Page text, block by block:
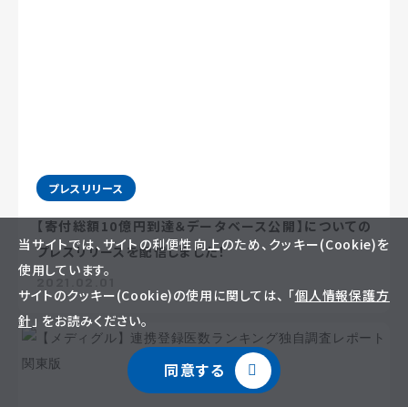
プレスリリース
【寄付総額10億円到達＆データベース公開】についての
プレスリリースを配信しました！
当サイトでは、サイトの利便性向上のため、クッキー(Cookie)を
使用しています。
サイトのクッキー(Cookie)の使用に関しては、 「個人情報保護方
針」 をお読みください。
同意する